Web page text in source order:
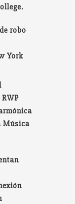
robo
York
Música